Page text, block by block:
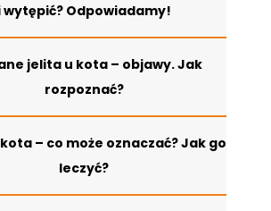
wytępić? Odpowiadamy!
jelita u kota – objawy. Jak
rozpoznać?
– co może oznaczać? Jak go
leczyć?